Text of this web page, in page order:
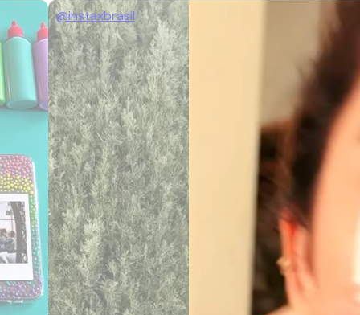
@instaxbrasil